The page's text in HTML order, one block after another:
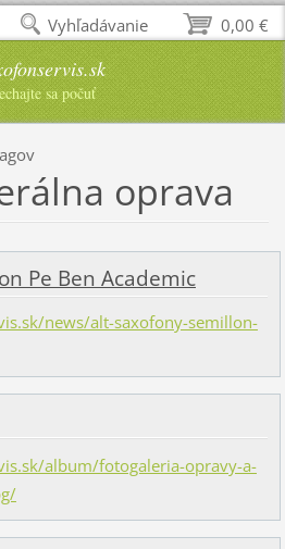
sa počuť
oprava
Pe Ben Academic
news/alt-saxofony-semillon-
album/fotogaleria-opravy-a-
0,00 €
Vyhľadávanie